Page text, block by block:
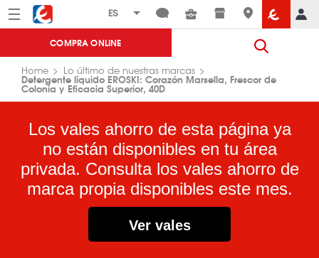
Menú Eroski
COMPRA ONLINE
Home Lo último de nuestras marcas
Detergente líquido EROSKI: Corazón Marsella, Frescor de
Colonia y Eficacia Superior, 40D
Los vales ahorro de esta página ya
no están disponibles en tu área
privada. Consulta los vales ahorro de
marca propia disponibles este mes.
Ver vales